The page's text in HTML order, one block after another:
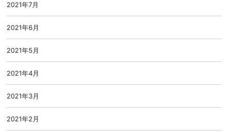
2021年7月
2021年6月
2021年5月
2021年4月
2021年3月
2021年2月